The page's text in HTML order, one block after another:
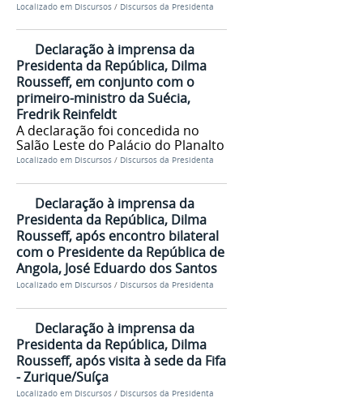
Localizado em Discursos / Discursos da Presidenta
Declaração à imprensa da
Presidenta da República, Dilma
Rousseff, em conjunto com o
primeiro-ministro da Suécia,
Fredrik Reinfeldt
A declaração foi concedida no
Salão Leste do Palácio do Planalto
Localizado em Discursos / Discursos da Presidenta
Declaração à imprensa da
Presidenta da República, Dilma
Rousseff, após encontro bilateral
com o Presidente da República de
Angola, José Eduardo dos Santos
Localizado em Discursos / Discursos da Presidenta
Declaração à imprensa da
Presidenta da República, Dilma
Rousseff, após visita à sede da Fifa
- Zurique/Suíça
Localizado em Discursos / Discursos da Presidenta